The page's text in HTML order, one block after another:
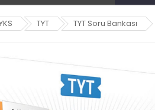
TYT TYT Soru Bankası